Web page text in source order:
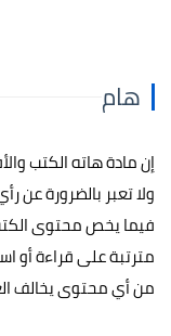
هام
إن مادة هاته الكتب
ولا تعبر بالضرورة عن
فيما يخص محتوى الكتب
مترتبة على قراءة أو
من أي محتوى يخالف